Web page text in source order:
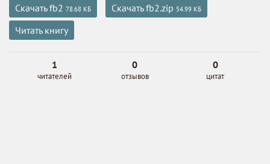
Скачать fb2 78.68 КБ Скачать fb2.zip 54.99 КБ
Читать книгу
1
читателей
0
отзывов
0
цитат